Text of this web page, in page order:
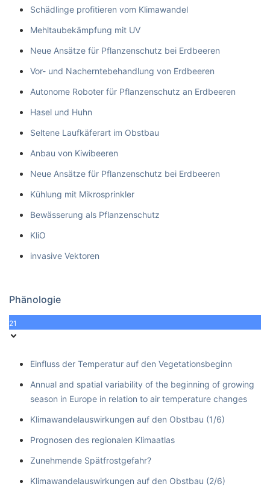
Schädlinge profitieren vom Klimawandel
Mehltaubekämpfung mit UV
Neue Ansätze für Pflanzenschutz bei Erdbeeren
Vor- und Nacherntebehandlung von Erdbeeren
Autonome Roboter für Pflanzenschutz an Erdbeeren
Hasel und Huhn
Seltene Laufkäferart im Obstbau
Anbau von Kiwibeeren
Neue Ansätze für Pflanzenschutz bei Erdbeeren
Kühlung mit Mikrosprinkler
Bewässerung als Pflanzenschutz
KliO
invasive Vektoren
Phänologie
21
Einfluss der Temperatur auf den Vegetationsbeginn
Annual and spatial variability of the beginning of growing
season in Europe in relation to air temperature changes
Klimawandelauswirkungen auf den Obstbau (1/6)
Prognosen des regionalen Klimaatlas
Zunehmende Spätfrostgefahr?
Klimawandelauswirkungen auf den Obstbau (2/6)